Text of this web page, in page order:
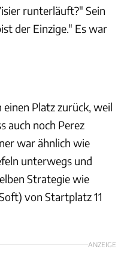
runterläuft?" Sein
der Einzige." Es war
einen Platz zurück, weil
auch noch Perez
war ähnlich wie
unterwegs und
Strategie wie
von Startplatz 11
ANZEIGE